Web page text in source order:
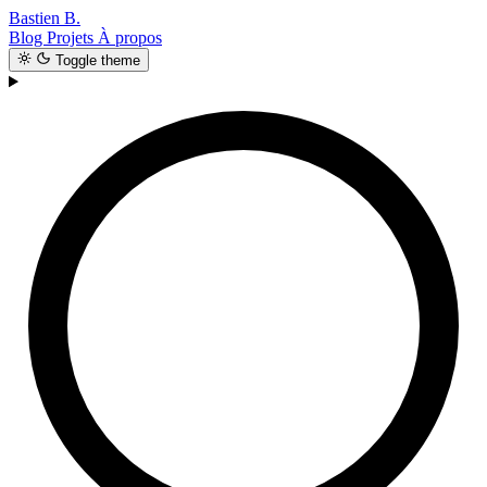
Bastien B.
Blog Projets À propos
Toggle theme